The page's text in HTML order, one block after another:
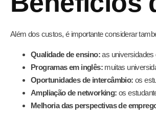
Além dos custos, é importante considerar
Qualidade de ensino:as universidades
Programas em inglês: muitas
Oportunidades de intercâmbio: os
Ampliação de networking: os
Melhoria das perspectivas de